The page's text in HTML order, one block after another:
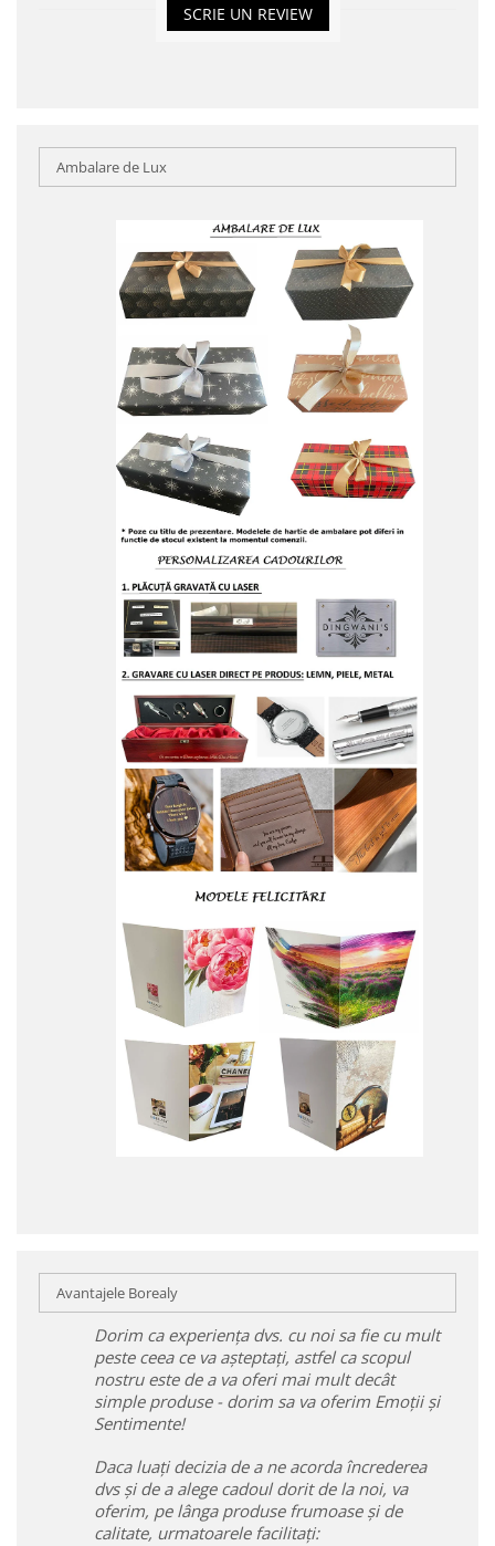
SCRIE UN REVIEW
Ambalare de Lux
Avantajele Borealy
Dorim ca experiența dvs. cu noi sa fie cu mult
peste ceea ce va așteptați, astfel ca scopul
nostru este de a va oferi mai mult decât
simple produse - dorim sa va oferim Emoții și
Sentimente!
Daca luați decizia de a ne acorda încrederea
dvs și de a alege cadoul dorit de la noi, va
oferim, pe lânga produse frumoase și de
calitate, urmatoarele facilitați: